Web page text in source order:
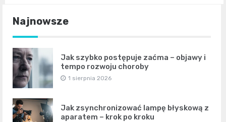
Najnowsze
Jak szybko postępuje zaćma – objawy i
tempo rozwoju choroby
1 sierpnia 2026
Jak zsynchronizować lampę błyskową z
aparatem – krok po kroku